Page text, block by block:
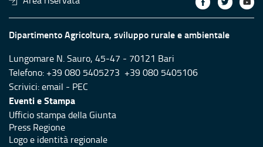
Dipartimento Agricoltura, sviluppo rurale e ambientale
Lungomare N. Sauro, 45-47 - 70121 Bari
Telefono: +39 080 5405273 +39 080 5405106
Scrivici:email - PEC
Eventi e Stampa
Ufficio stampa della Giunta
Press Regione
Logo e identità regionale